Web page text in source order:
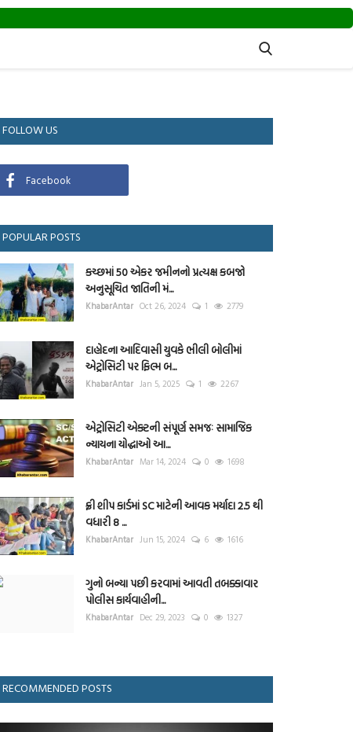
FOLLOW US
Facebook
POPULAR POSTS
કચ્છમાં 50 એકર જમીનનો પ્રત્યક્ષ કબજો
અનુસૂચિત જાતિની મં...
KhabarAntar Oct 26, 2024 1 2779
દાહોદના આદિવાસી યુવકે ભીલી બોલીમાં
એટ્રોસિટી પર ફિલ્મ બ...
KhabarAntar Jan 5, 2025 1 2267
એટ્રોસિટી એક્ટની સંપૂર્ણ સમજઃ સામાજિક
ન્યાયના યોદ્ધાઓ આ...
KhabarAntar Mar 14, 2024 0 1698
ફ્રી શીપ કાર્ડમાં SC માટેની આવક મર્યાદા 2.5 થી
વધારી 8 ...
KhabarAntar Jun 15, 2024 6 1616
ગુનો બન્યા પછી કરવામાં આવતી તબક્કાવાર
પોલીસ કાર્યવાહીની...
KhabarAntar Dec 29, 2023 0 1327
RECOMMENDED POSTS